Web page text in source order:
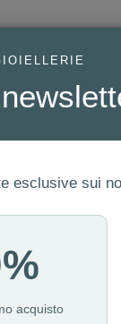
esclusive sui
acquisto